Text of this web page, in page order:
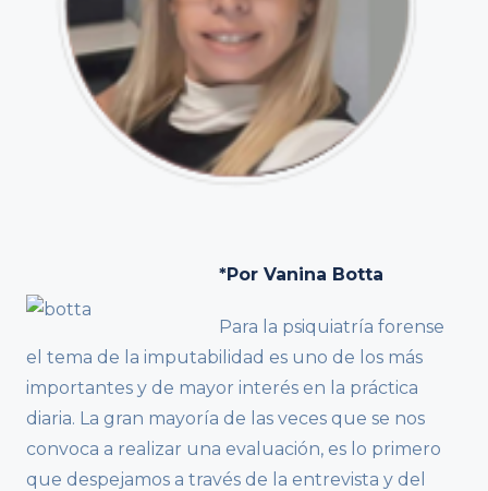
*Por Vanina Botta
Para la psiquiatría forense
el tema de la imputabilidad es uno de los más
importantes y de mayor interés en la práctica
diaria. La gran mayoría de las veces que se nos
convoca a realizar una evaluación, es lo primero
que despejamos a través de la entrevista y del